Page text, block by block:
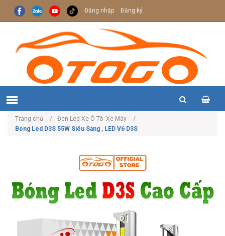
Đăng nhập Đăng ký
Trang chủ
Đèn Led Xe Ô Tô- Xe Máy
Bóng Led D3S 55W Siêu Sáng , LED V6 D3S